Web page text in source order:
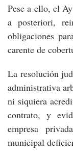
Pese a ello, el
a posteriori,
obligaciones
carente de
La resolución
administrativa
ni siquiera
contrato, y
empresa
municipal